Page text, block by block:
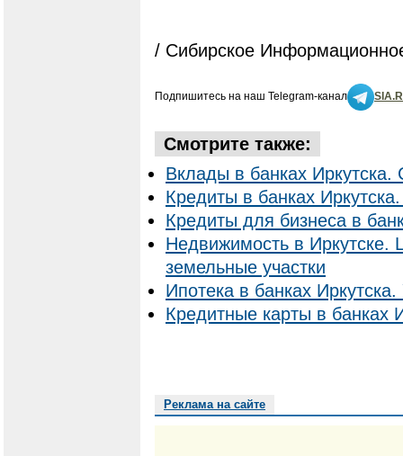
/ Сибирское
Подпишитесь на наш Telegram-канал
Смотрите также:
Вклады в банках Иркутска.
Кредиты в банках
Кредиты для бизнеса в
Недвижимость в Иркутске.
земельные участки
Ипотека в банках
Кредитные карты в банках
Реклама на сайте